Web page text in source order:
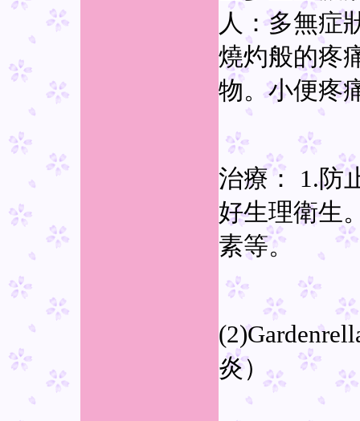
人：多無症
燒灼般的疼
物。小便疼
治療： 1.防
好生理衛生
素等。
炎）